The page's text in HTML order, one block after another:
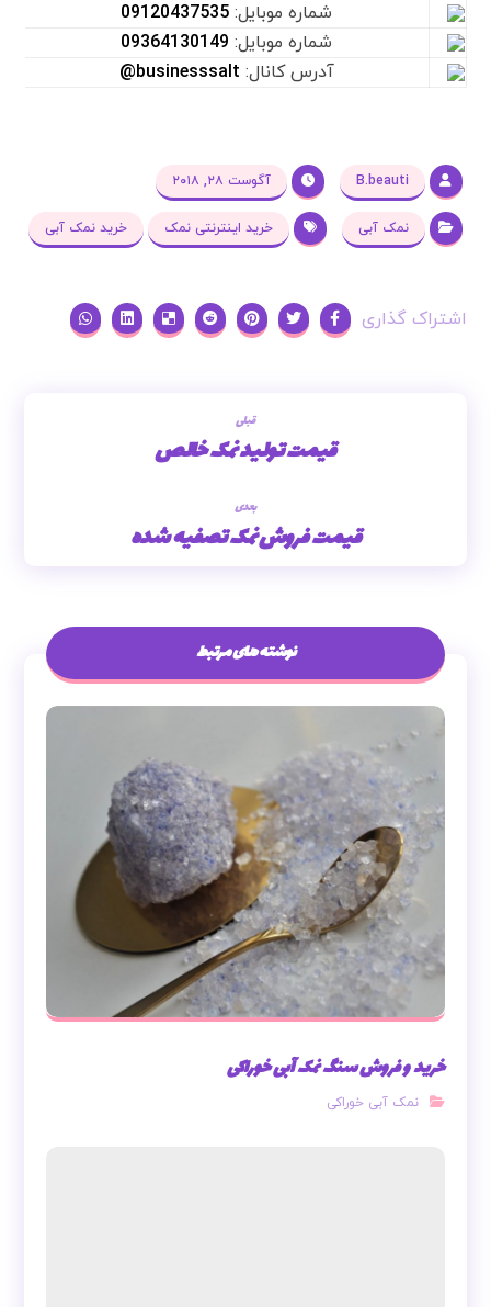
شماره موبایل: 09120437535
شماره موبایل: 09364130149
آدرس کانال: businesssalt@
B.beauti آگوست ۲۸, ۲۰۱۸
نمک آبی خرید اینترنتی نمک خرید نمک آبی
قبلی
قیمت تولید نمک خالص
بعدی
قیمت فروش نمک تصفیه شده
نوشته های مرتبط
خرید و فروش سنگ نمک آبی خوراکی
نمک آبی خوراکی